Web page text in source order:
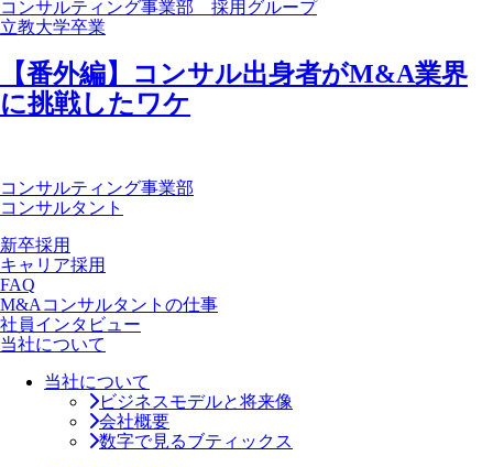
コンサルティング事業部 採用グループ
立教大学卒業
【番外編】コンサル出身者がM&A業界
に挑戦したワケ
コンサルティング事業部
コンサルタント
新卒採用
キャリア採用
FAQ
M&Aコンサルタントの仕事
社員インタビュー
当社について
当社について
ビジネスモデルと将来像
会社概要
数字で見るブティックス